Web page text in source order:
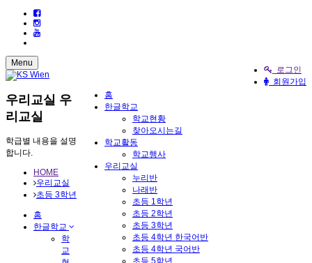
로그인
회원가입
Menu
홈
한글학교
학교현황
찾아오시는길
학교활동
학교행사
우리교실
누리반
나래반
초등 1학년
초등 2학년
초등 3학년
초등 4학년 한국어반
초등 4학년 국어반
초등 5학년
우리교실 우
리교실
학급별 내용을 설명
합니다.
HOME
우리교실
초등 3학년
홈
한글학교
학
교